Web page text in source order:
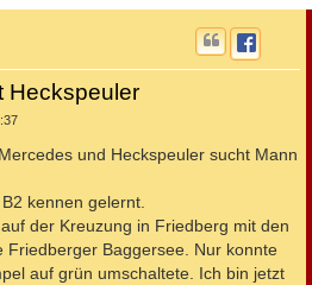
Heckspeuler
und Heckspeuler sucht Mann
kennen gelernt.
der Kreuzung in Friedberg mit den
Friedberger Baggersee. Nur konnte
auf grün umschaltete. Ich bin jetzt